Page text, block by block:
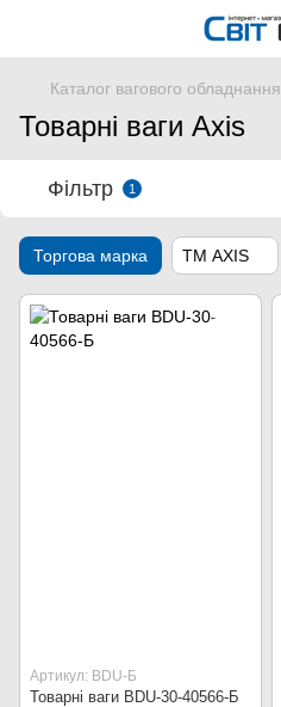
Каталог вагового обладнання
Товарні ваги Axis
Фільтр 1
Торгова марка ТМ AXIS
Артикул: BDU-Б
Товарні ваги BDU-30-40566-Б